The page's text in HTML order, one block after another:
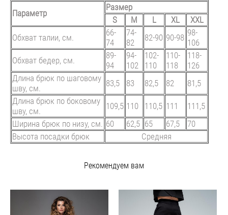
Параметр
Размер
S
M L XL
XXL
Обхват талии, см.
66-
74
74-
82
82-90 90-98 98-
106
Обхват бедер, см.
89-
94
94-
102
102-
110
110-
118
118-
126
Длина брюк по шаговому
шву, см.
83,5 83 82,5 82
81,5
Длина брюк по боковому
шву, см.
109,5 110 110,5 111
111,5
Ширина брюк по низу, см. 60 62,5 65 67,5
70
Высота посадки брюк
Средняя
Рекомендуем вам